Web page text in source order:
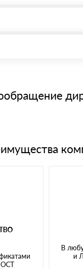
электронных
качества и
В
и